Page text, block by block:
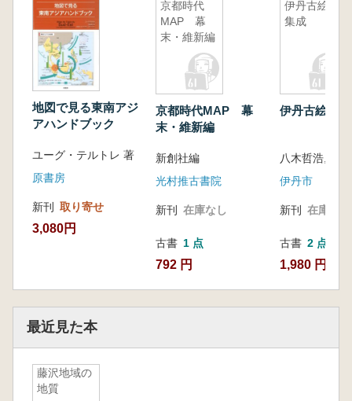
地図で見る東南アジ
アハンドブック
ユーグ・テルトレ 著
原書房
新刊 取り寄せ
3,080円
京都時代
MAP 幕
末・維新編
京都時代MAP 幕
末・維新編
新創社編
光村推古書院
新刊 在庫なし
古書 1 点
792 円
伊丹古絵図
集成
伊丹古絵図
伊丹市
新刊 在庫なし
古書 2 点
1,980 円~
最近見た本
藤沢地域の
地質